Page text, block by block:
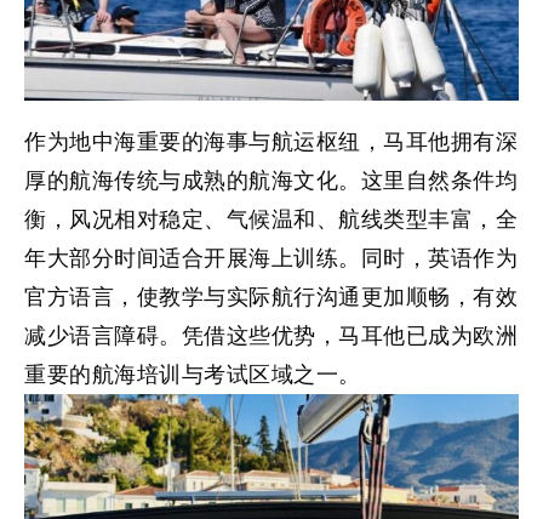
作为地中海重要的海事与航运枢纽，马耳他拥有深
厚的航海传统与成熟的航海文化。这里自然条件均
衡，风况相对稳定、气候温和、航线类型丰富，全
年大部分时间适合开展海上训练。同时，英语作为
官方语言，使教学与实际航行沟通更加顺畅，有效
减少语言障碍。凭借这些优势，马耳他已成为欧洲
重要的航海培训与考试区域之一。